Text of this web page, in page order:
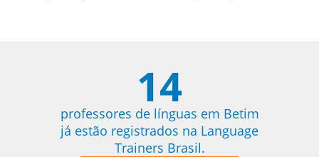
14
professores de línguas em Betim
já estão registrados na Language
Trainers Brasil.